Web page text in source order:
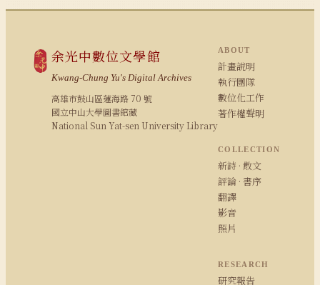
余光中數位文學館
Kwang-Chung Yu's Digital Archives
高雄市鼓山區蓮海路 70 號
國立中山大學圖書館藏
National Sun Yat-sen University Library
ABOUT
計畫說明
執行團隊
數位化工作
著作權聲明
COLLECTION
新詩 · 散文
評論 · 書序
翻譯
影音
照片
RESEARCH
研究報告